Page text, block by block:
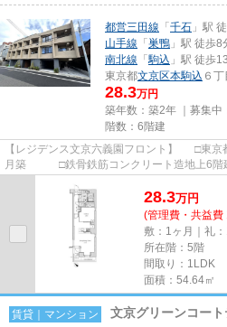
都営三田線 「 千石 」駅
山手線 「 巣鴨 」駅 徒歩8
南北線 「駒込 」駅 徒歩
東京都文京区本駒込 ６
28.3万円
築年数：築2年 ｜募集中
階数：6階建
【レジデンス文京六義園フロント】 □東京都文京
月築 □鉄骨鉄筋コンクリート造地上6階建て 都営三田駅から徒歩４分
28.3万円
(管理費・共益費
敷：1ヶ月｜礼：
所在階：5階
間取り：1LDK
面積：54.64㎡
賃貸｜マンション 文京グリーンコート